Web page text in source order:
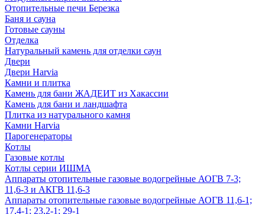
Отопительные печи Березка
Баня и сауна
Готовые сауны
Отделка
Натуральный камень для отделки саун
Двери
Двери Harvia
Камни и плитка
Камень для бани ЖАДЕИТ из Хакассии
Камень для бани и ландшафта
Плитка из натурального камня
Камни Harvia
Парогенераторы
Котлы
Газовые котлы
Котлы серии ИШМА
Аппараты отопительные газовые водогрейные АОГВ 7-3;
11,6-3 и АКГВ 11,6-3
Аппараты отопительные газовые водогрейные АОГВ 11,6-1;
17,4-1; 23,2-1; 29-1